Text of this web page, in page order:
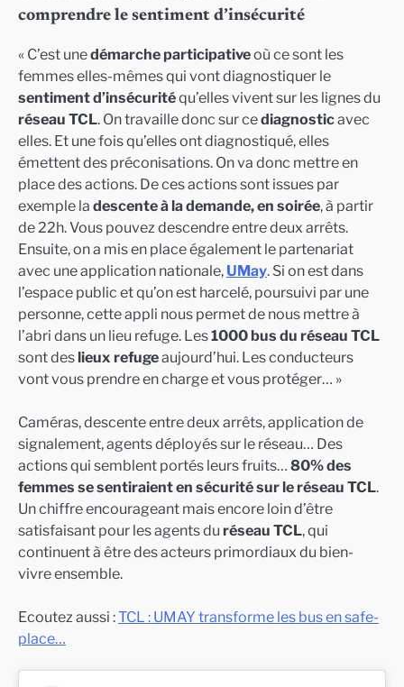
comprendre le sentiment d’insécurité
« C’est unedémarche participativeoù ce sont les
femmes elles-mêmes qui vont diagnostiquer le
sentiment d’insécuritéqu’elles vivent sur les lignes du
réseau TCL. On travaille donc sur cediagnosticavec
elles. Et une fois qu’elles ont diagnostiqué, elles
émettent des préconisations. On va donc mettre en
place des actions. De ces actions sont issues par
exemple la descente à la demande, en soirée, à partir
de 22h. Vous pouvez descendre entre deux arrêts.
Ensuite, on a mis en place également le partenariat
avec une application nationale, UMay. Si on est dans
l’espace public et qu’on est harcelé, poursuivi par une
personne, cette appli nous permet de nous mettre à
l’abri dans un lieu refuge. Les1000 bus du réseau TCL
sont deslieux refugeaujourd’hui. Les conducteurs
vont vous prendre en charge et vous protéger… »
Caméras, descente entre deux arrêts, application de
signalement, agents déployés sur le réseau… Des
actions qui semblent portés leurs fruits… 80% des
femmes se sentiraient en sécurité sur le réseau TCL.
Un chiffre encourageant mais encore loin d’être
satisfaisant pour les agents du réseau TCL, qui
continuent à être des acteurs primordiaux du bien-
vivre ensemble.
Ecoutez aussi :TCL : UMAY transforme les bus en safe-
place…